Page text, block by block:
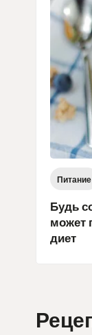
Питание
Будь
может
диет